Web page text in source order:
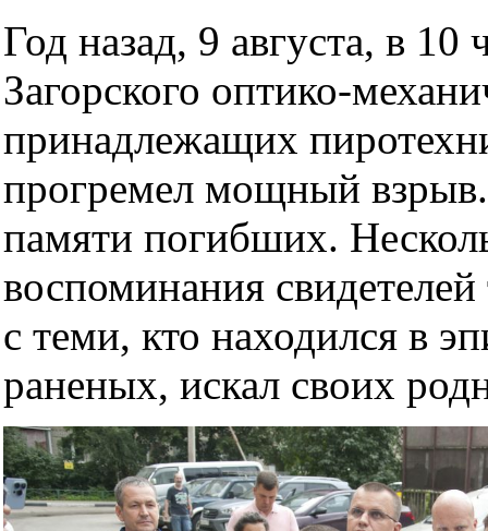
Год назад, 9 августа, в
Загорского оптико-
принадлежащих
прогремел мощный
памяти погибших.
воспоминания
с теми, кто находился в
раненых, искал своих